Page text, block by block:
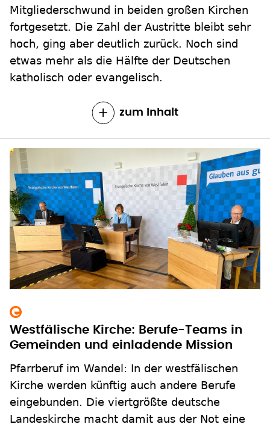
hoch, ging aber deutlich zurück. Noch sind
etwas mehr als die Hälfte der Deutschen
katholisch oder evangelisch.
zum Inhalt
Gemeinden und einladende Mission
Pfarrberuf im Wandel: In der westfälischen
Kirche werden künftig auch andere Berufe
eingebunden. Die viertgrößte deutsche
Landeskirche macht damit aus der Not eine
Tugend.